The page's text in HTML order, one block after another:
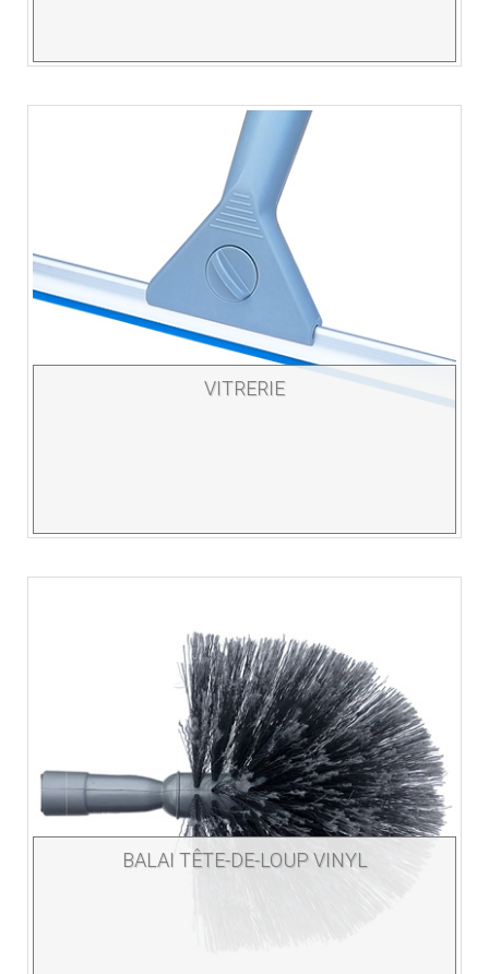
VITRERIE
BALAI TÊTE-DE-LOUP VINYL